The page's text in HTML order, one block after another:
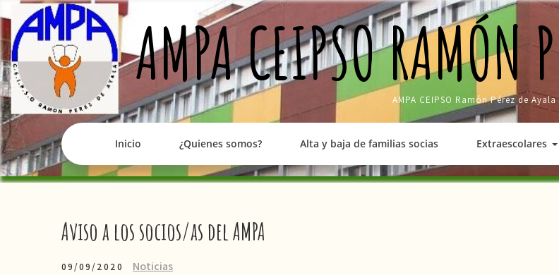
to
content
AMPA CEIPSO RAMÓN
AMPA CEIPSO Ramón Pérez de Ayala
Inicio ¿Quienes somos? Alta y baja de familias socias Extraescolares
Aviso a los socios/as del AMPA
09/09/2020
Noticias